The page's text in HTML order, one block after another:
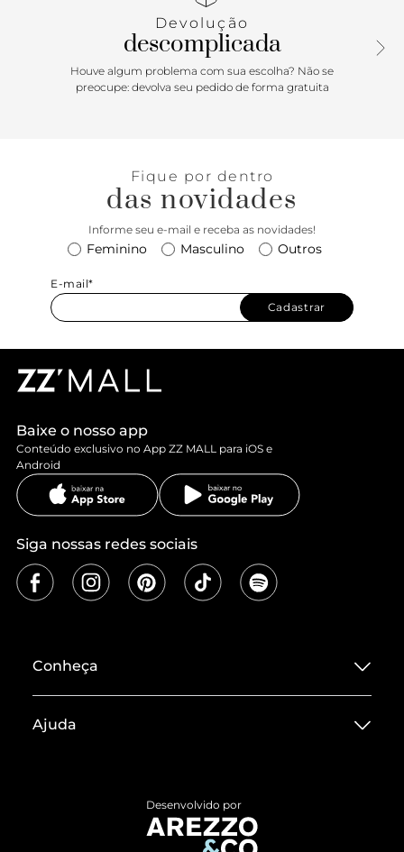
Devolução
descomplicada
Houve algum problema com sua escolha? Não se
preocupe: devolva seu pedido de forma gratuita
Fique por dentro
das novidades
Informe seu e-mail e receba as novidades!
Feminino Masculino Outros
E-mail*
Cadastrar
Baixe o nosso app
Conteúdo exclusivo no App ZZ MALL para iOS e
Android
Siga nossas redes sociais
Conheça
Termos de Uso
ZZ MALL é confiável
Ajuda
Devolução do Produto
Desenvolvido por